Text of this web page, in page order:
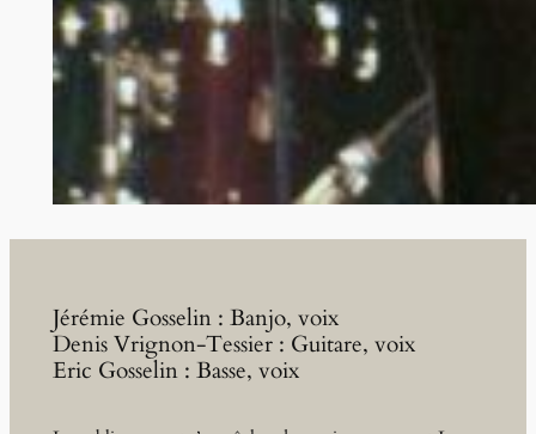
Jérémie Gosselin : Banjo, voix
Denis Vrignon-Tessier : Guitare, voix
Eric Gosselin : Basse, voix